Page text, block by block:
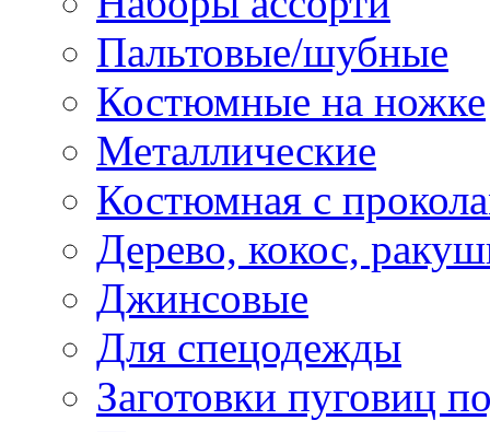
Пальтовые/шубные
Костюмные на ножке
Металлические
Костюмная с
Дерево, кокос,
Джинсовые
Для спецодежды
Заготовки пуговиц